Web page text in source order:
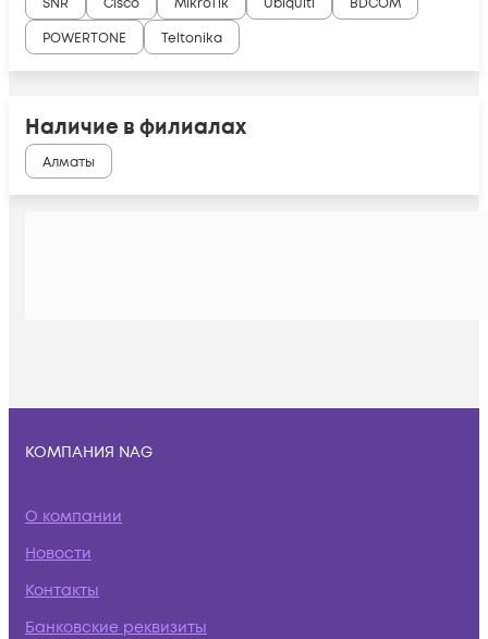
POWERTONE
Teltonika
Наличие в филиалах
Алматы
КОМПАНИЯ NAG
О компании
Новости
Контакты
Банковские реквизиты